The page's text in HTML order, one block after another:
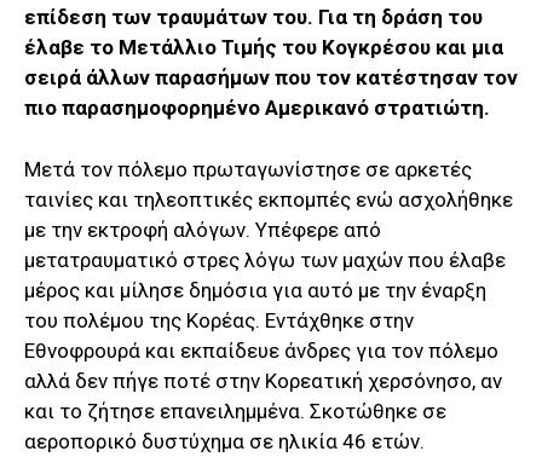
επίδεση των τραυμάτων του. Για τη δράση του
έλαβε το Μετάλλιο Τιμής του Κογκρέσου και μια
σειρά άλλων παρασήμων που τον κατέστησαν τον
πιο παρασημοφορημένο Αμερικανό στρατιώτη.
Μετά τον πόλεμο πρωταγωνίστησε σε αρκετές
ταινίες και τηλεοπτικές εκπομπές ενώ ασχολήθηκε
με την εκτροφή αλόγων. Υπέφερε από
μετατραυματικό στρες λόγω των μαχών που έλαβε
μέρος και μίλησε δημόσια για αυτό με την έναρξη
του πολέμου της Κορέας. Εντάχθηκε στην
Εθνοφρουρά και εκπαίδευε άνδρες για τον πόλεμο
αλλά δεν πήγε ποτέ στην Κορεατική χερσόνησο, αν
και το ζήτησε επανειλημμένα. Σκοτώθηκε σε
αεροπορικό δυστύχημα σε ηλικία 46 ετών.